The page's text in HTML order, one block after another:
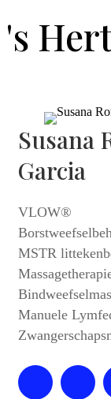
's
Susana
Garcia
VLOW®
MSTR
Manuele